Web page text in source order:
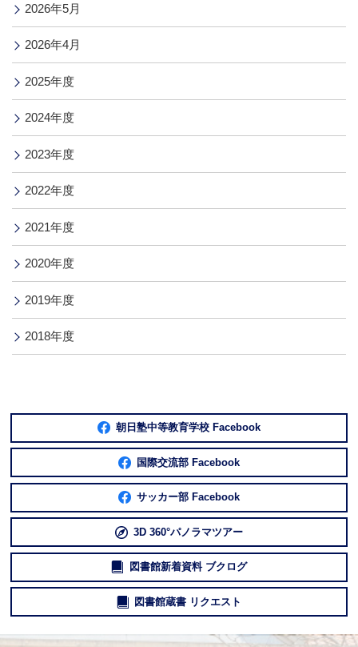
2026年5月
2026年4月
2025年度
2024年度
2023年度
2022年度
2021年度
2020年度
2019年度
2018年度
朝日塾中等教育学校 Facebook
国際交流部 Facebook
サッカー部 Facebook
3D 360°パノラマツアー
図書館新着資料 ブクログ
図書館蔵書 リクエスト